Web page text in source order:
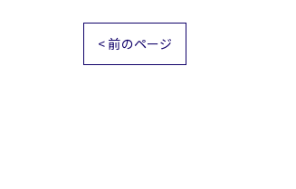
< 前のページ